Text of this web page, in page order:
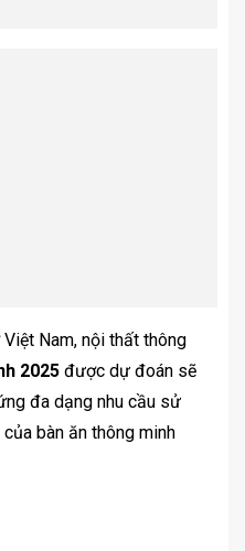
Nam, nội thất thông
2025 được dự đoán sẽ
đa dạng nhu cầu sử
bàn ăn thông minh